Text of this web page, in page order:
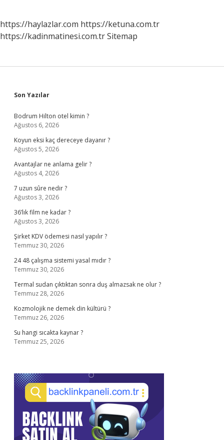
https://haylazlar.com https://ketuna.com.tr
https://kadinmatinesi.com.trSitemap
Sidebar
Son Yazılar
Bodrum Hilton otel kimin ?
Ağustos 6, 2026
Koyun eksi kaç dereceye dayanır ?
Ağustos 5, 2026
Avantajlar ne anlama gelir ?
Ağustos 4, 2026
7 uzun sûre nedir ?
Ağustos 3, 2026
36’lık film ne kadar ?
Ağustos 3, 2026
Şirket KDV ödemesi nasıl yapılır ?
Temmuz 30, 2026
24 48 çalışma sistemi yasal mıdır ?
Temmuz 30, 2026
Termal sudan çıktıktan sonra duş almazsak ne olur ?
Temmuz 28, 2026
Kozmolojik ne demek din kültürü ?
Temmuz 26, 2026
Su hangi sıcakta kaynar ?
Temmuz 25, 2026